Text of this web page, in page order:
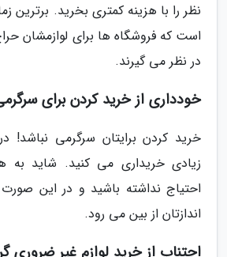
نظر را با هزینه کمتری بخرید. برترین
است که فروشگاه ها برای لوازمشان
در نظر می گیرند.
خودداری از خرید کردن برای
خرید کردن برایتان سرگرمی نباشد!
زیادی خریداری می کنید. شاید به
احتیاج نداشته باشید و در این
اندازتان از بین می رود.